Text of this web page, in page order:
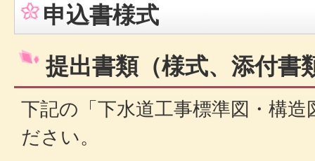
申込書様式
提出書類（様式、添付書
下記の「下水道工事標準図・構
ださい。